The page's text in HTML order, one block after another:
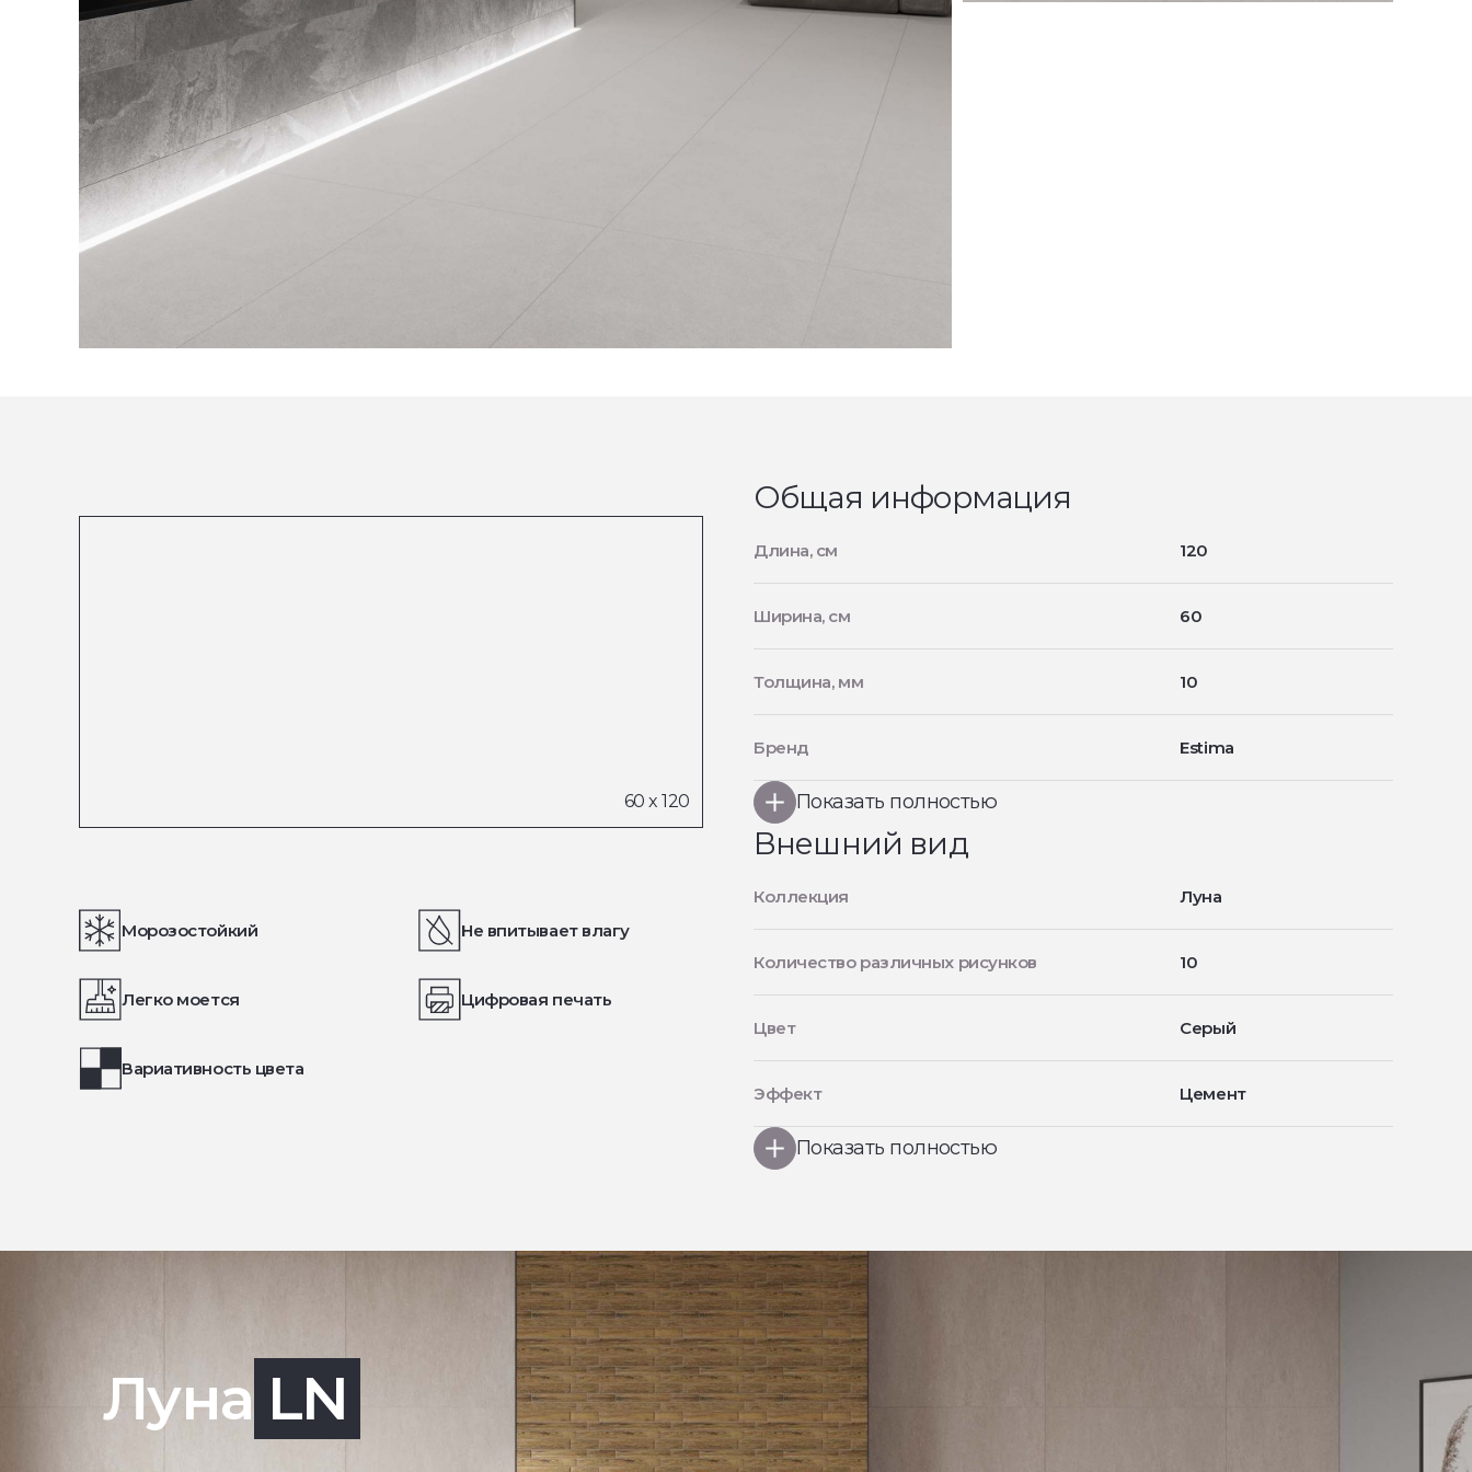
Морозостойкий Не впитывает влагу
Легко моется Цифровая печать
Вариативность цвета
Общая информация
Длина, см 120
Ширина, см 60
Толщина, мм 10
Бренд Estima
Показать полностью
Внешний вид
Коллекция Луна
Количество различных рисунков 10
Цвет Серый
Эффект Цемент
Показать полностью
Луна LN